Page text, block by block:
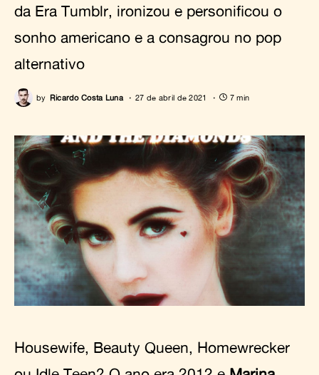
da Era Tumblr, ironizou e personificou o
sonho americano e a consagrou no pop
alternativo
by Ricardo Costa Luna 27 de abril de 2021 7 min
Housewife, Beauty Queen, Homewrecker